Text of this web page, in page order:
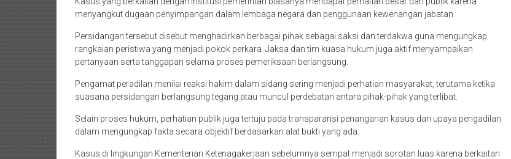
menyangkut dugaan penyimpangan dalam lembaga negara dan penggunaan kewenangan jabatan.
Persidangan tersebut disebut menghadirkan berbagai pihak sebagai saksi dan terdakwa guna mengungkap
rangkaian peristiwa yang menjadi pokok perkara. Jaksa dan tim kuasa hukum juga aktif menyampaikan
pertanyaan serta tanggapan selama proses pemeriksaan berlangsung.
Pengamat peradilan menilai reaksi hakim dalam sidang sering menjadi perhatian masyarakat, terutama ketika
suasana persidangan berlangsung tegang atau muncul perdebatan antara pihak-pihak yang terlibat.
Selain proses hukum, perhatian publik juga tertuju pada transparansi penanganan kasus dan upaya pengadilan
dalam mengungkap fakta secara objektif berdasarkan alat bukti yang ada.
Kasus di lingkungan Kementerian Ketenagakerjaan sebelumnya sempat menjadi sorotan luas karena berkaitan